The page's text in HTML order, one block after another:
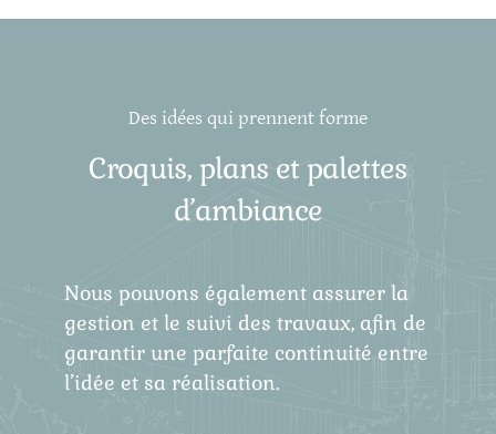
Des idées qui prennent forme
Croquis, plans et palettes
d’ambiance
Nous pouvons également assurer la
gestion et le suivi des travaux, afin de
garantir une parfaite continuité entre
l’idée et sa réalisation.